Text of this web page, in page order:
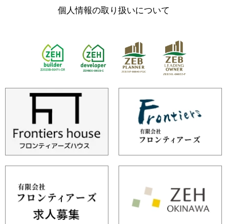
個人情報の取り扱いについて